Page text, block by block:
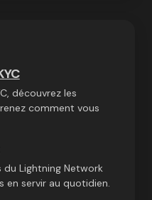
découvrez les
comment vous
du Lightning Network
en servir au quotidien.